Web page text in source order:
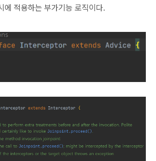
적용하는 부가기능 로직이다.